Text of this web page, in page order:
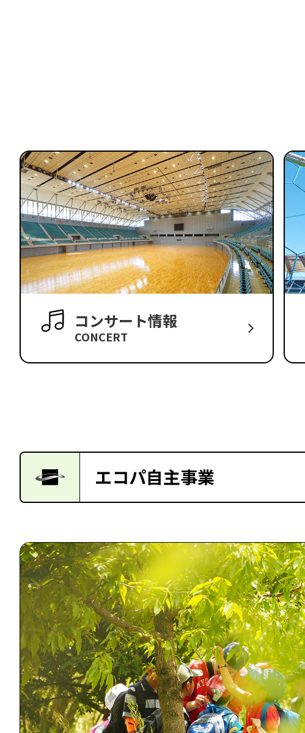
コンサート情報
CONCERT
エコパ自主事業